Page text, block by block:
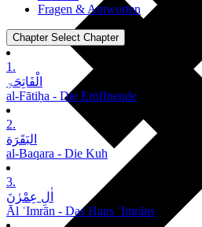
Fragen & Antworten
Chapter Select Chapter
1.
الْفَاتِحَۃِ
al-Fātiḥa - Die Eröffnende
2.
البَقَرَة
al-Baqara - Die Kuh
3.
اٰلِ عِمْرٰنَ
Āl ʿImrān - Das Haus ʿImrāns